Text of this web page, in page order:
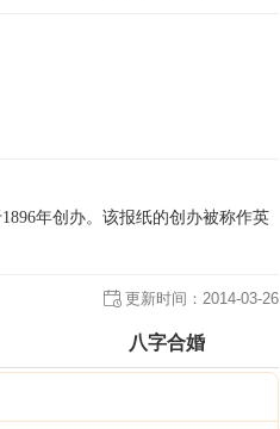
年创办。该报纸的创办被称作英
更新时间： 2014-03-26
八字合婚